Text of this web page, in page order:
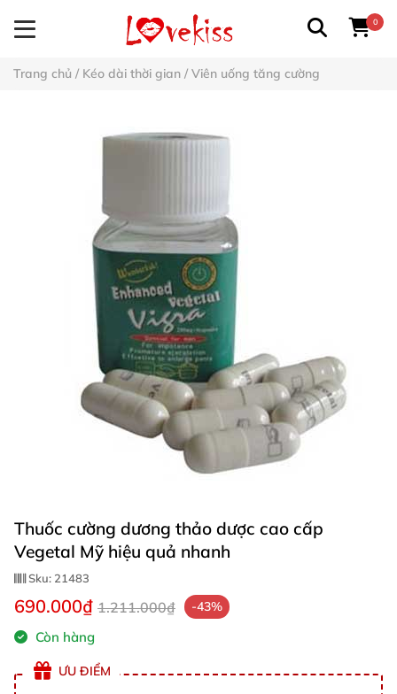
0
Trang chủ / Kéo dài thời gian / Viên uống tăng cường
Thuốc cường dương thảo dược cao cấp
Vegetal Mỹ hiệu quả nhanh
Sku: 21483
690.000₫ 1.211.000₫ -43%
Còn hàng
ƯU ĐIỂM